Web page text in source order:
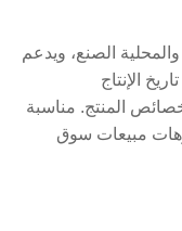
الصنع، ويدعم
الإنتاج
المنتج. مناسبة
مبيعات سوق